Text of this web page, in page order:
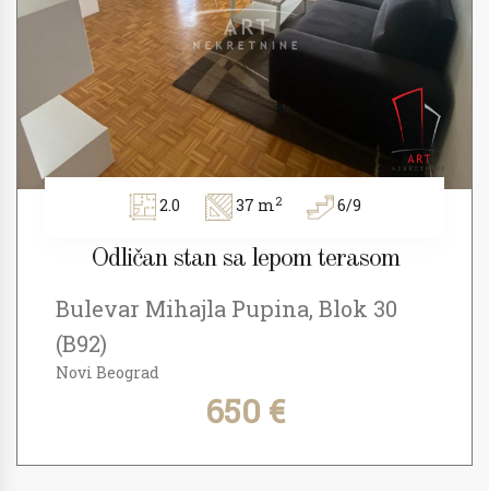
2.0 37 m2 6/9
Odličan stan sa lepom terasom
Bulevar Mihajla Pupina, Blok 30
(B92)
Novi Beograd
650 €